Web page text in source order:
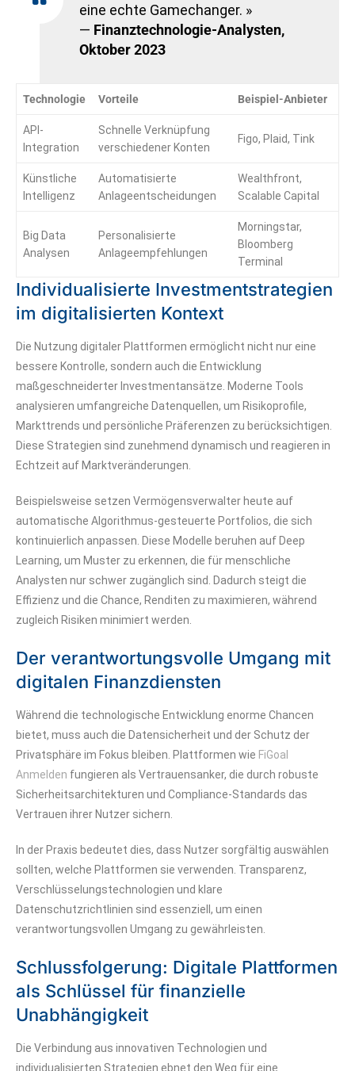
eine echte Gamechanger. »
— Finanztechnologie-Analysten,
Oktober 2023
Technologie Vorteile Beispiel-Anbieter
API-
Integration
Schnelle Verknüpfung
verschiedener Konten
Figo, Plaid, Tink
Künstliche
Intelligenz
Automatisierte
Anlageentscheidungen
Wealthfront,
Scalable Capital
Big Data
Analysen
Personalisierte
Anlageempfehlungen
Morningstar,
Bloomberg
Terminal
Individualisierte Investmentstrategien
im digitalisierten Kontext
Die Nutzung digitaler Plattformen ermöglicht nicht nur eine
bessere Kontrolle, sondern auch die Entwicklung
maßgeschneiderter Investmentansätze. Moderne Tools
analysieren umfangreiche Datenquellen, um Risikoprofile,
Markttrends und persönliche Präferenzen zu berücksichtigen.
Diese Strategien sind zunehmend dynamisch und reagieren in
Echtzeit auf Marktveränderungen.
Beispielsweise setzen Vermögensverwalter heute auf
automatische Algorithmus-gesteuerte Portfolios, die sich
kontinuierlich anpassen. Diese Modelle beruhen auf Deep
Learning, um Muster zu erkennen, die für menschliche
Analysten nur schwer zugänglich sind. Dadurch steigt die
Effizienz und die Chance, Renditen zu maximieren, während
zugleich Risiken minimiert werden.
Der verantwortungsvolle Umgang mit
digitalen Finanzdiensten
Während die technologische Entwicklung enorme Chancen
bietet, muss auch die Datensicherheit und der Schutz der
Privatsphäre im Fokus bleiben. Plattformen wie FiGoal
Anmelden fungieren als Vertrauensanker, die durch robuste
Sicherheitsarchitekturen und Compliance-Standards das
Vertrauen ihrer Nutzer sichern.
In der Praxis bedeutet dies, dass Nutzer sorgfältig auswählen
sollten, welche Plattformen sie verwenden. Transparenz,
Verschlüsselungstechnologien und klare
Datenschutzrichtlinien sind essenziell, um einen
verantwortungsvollen Umgang zu gewährleisten.
Schlussfolgerung: Digitale Plattformen
als Schlüssel für finanzielle
Unabhängigkeit
Die Verbindung aus innovativen Technologien und
individualisierten Strategien ebnet den Weg für eine